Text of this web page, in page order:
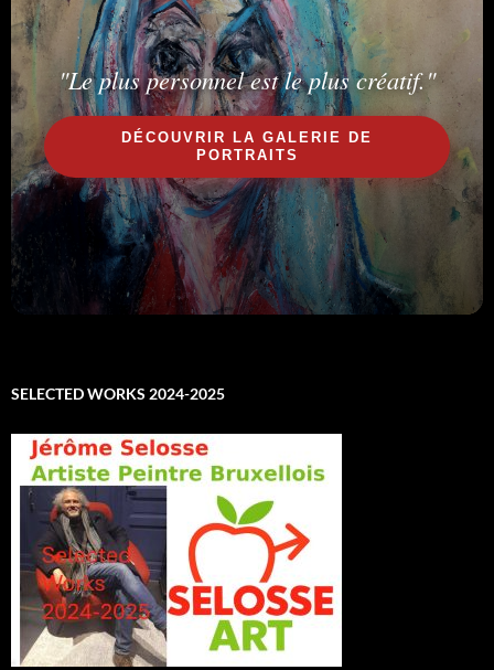
"Le plus personnel est le plus créatif."
DÉCOUVRIR LA GALERIE DE
PORTRAITS
SELECTED WORKS 2024-2025